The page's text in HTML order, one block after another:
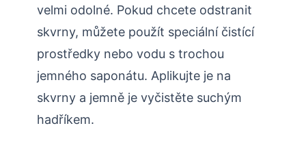
velmi odolné. Pokud chcete odstranit
skvrny, můžete použít speciální čistící
prostředky nebo vodu s trochou
jemného saponátu. Aplikujte je na
skvrny a jemně je vyčistěte suchým
hadříkem.